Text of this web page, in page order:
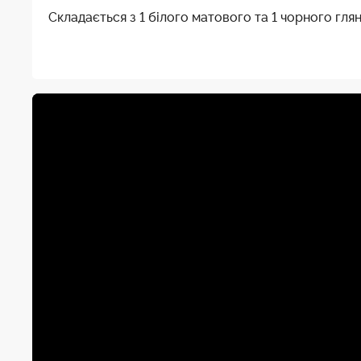
Складається з 1 білого матового та 1 чорного